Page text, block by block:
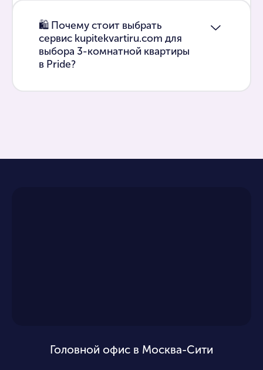
🛍 Почему стоит выбрать
сервис kupitekvartiru.com для
выбора 3-комнатной квартиры
в Pride?
Головной офис в Москва-Сити